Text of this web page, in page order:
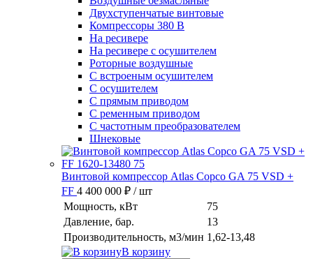
Двухступенчатые винтовые
Компрессоры 380 В
На ресивере
На ресивере с осушителем
Роторные воздушные
С встроеным осушителем
С осушителем
С прямым приводом
С ременным приводом
С частотным преобразователем
Шнековые
Винтовой компрессор Atlas Copco GA 75 VSD +
FF 4 400 000 ₽ / шт
Мощность, кВт
75
Давление, бар.
13
Производительность, м3/мин 1,62-13,48
В корзину